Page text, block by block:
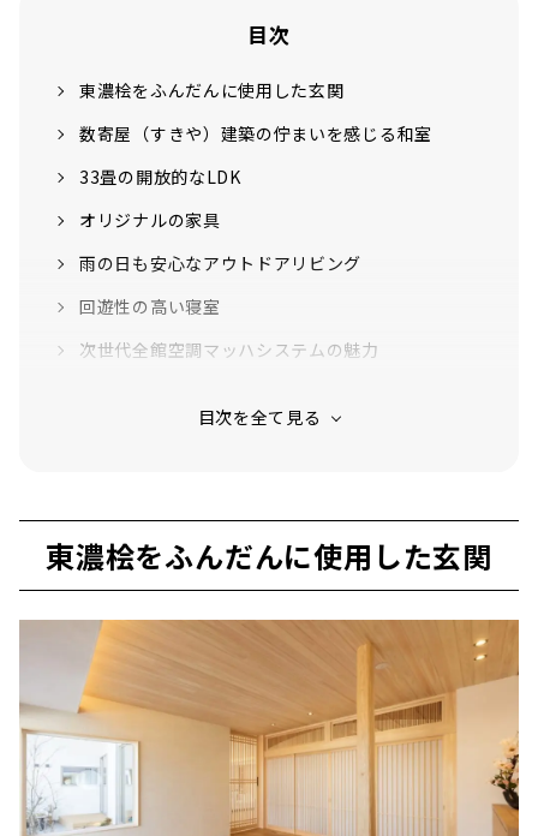
目次
東濃桧をふんだんに使用した玄関
数寄屋（すきや）建築の佇まいを感じる和室
33畳の開放的なLDK
オリジナルの家具
雨の日も安心なアウトドアリビング
回遊性の高い寝室
次世代全館空調マッハシステムの魅力
東濃桧をふんだんに使用した玄関